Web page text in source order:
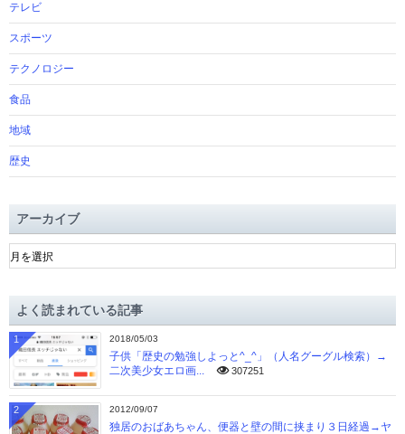
テレビ
スポーツ
テクノロジー
食品
地域
歴史
アーカイブ
ア
ー
ブよく読まれている記事
2018/05/03
子供「歴史の勉強しよっと^_^」（人名グーグル検索）→
二次美少女エロ画...
307251
1
2012/09/07
独居のおばあちゃん、便器と壁の間に挟まり３日経過→ヤ
2